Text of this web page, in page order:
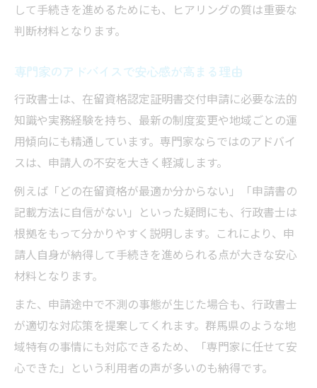
して手続きを進めるためにも、ヒアリングの質は重要な
判断材料となります。
専門家のアドバイスで安心感が高まる理由
行政書士は、在留資格認定証明書交付申請に必要な法的
知識や実務経験を持ち、最新の制度変更や地域ごとの運
用傾向にも精通しています。専門家ならではのアドバイ
スは、申請人の不安を大きく軽減します。
例えば「どの在留資格が最適か分からない」「申請書の
記載方法に自信がない」といった疑問にも、行政書士は
根拠をもって分かりやすく説明します。これにより、申
請人自身が納得して手続きを進められる点が大きな安心
材料となります。
また、申請途中で不測の事態が生じた場合も、行政書士
が適切な対応策を提案してくれます。群馬県のような地
域特有の事情にも対応できるため、「専門家に任せて安
心できた」という利用者の声が多いのも納得です。